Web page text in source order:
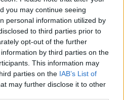
you may continue seeing
personal information utilized by
to third parties prior to
opt-out of the further
by third parties on the
This information may
parties on the IAB’s List of
may further disclose it to other
per bambini
creativi per bambini